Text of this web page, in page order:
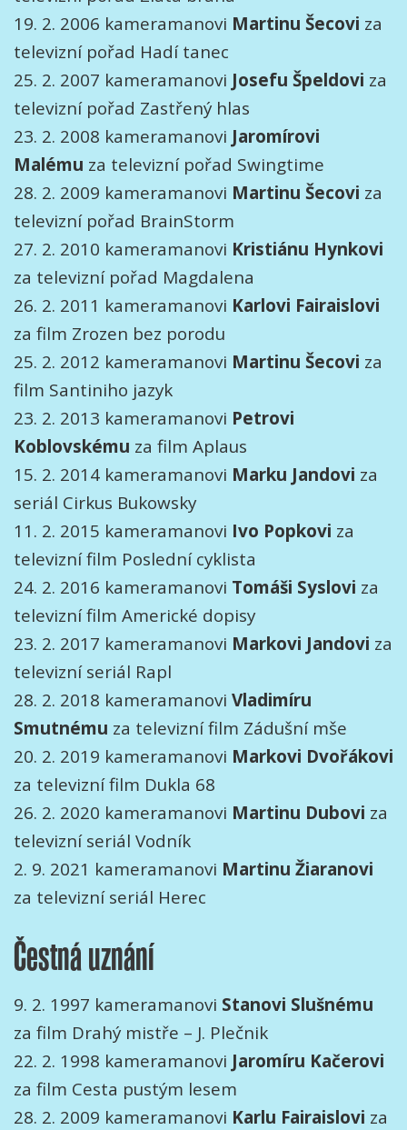
19. 2. 2006 kameramanovi Martinu Šecovi za
televizní pořad Hadí tanec
25. 2. 2007 kameramanovi Josefu Špeldovi za
televizní pořad Zastřený hlas
23. 2. 2008 kameramanovi Jaromírovi
Malému za televizní pořad Swingtime
28. 2. 2009 kameramanovi Martinu Šecovi za
televizní pořad BrainStorm
27. 2. 2010 kameramanovi Kristiánu Hynkovi
za televizní pořad Magdalena
26. 2. 2011 kameramanovi Karlovi Fairaislovi
za film Zrozen bez porodu
25. 2. 2012 kameramanovi Martinu Šecovi za
film Santiniho jazyk
23. 2. 2013 kameramanovi Petrovi
Koblovskému za film Aplaus
15. 2. 2014 kameramanovi Marku Jandovi za
seriál Cirkus Bukowsky
11. 2. 2015 kameramanovi Ivo Popkovi za
televizní film Poslední cyklista
24. 2. 2016 kameramanovi Tomáši Syslovi za
televizní film Americké dopisy
23. 2. 2017 kameramanovi Markovi Jandovi za
televizní seriál Rapl
28. 2. 2018 kameramanovi Vladimíru
Smutnému za televizní film Zádušní mše
20. 2. 2019 kameramanovi Markovi Dvořákovi
za televizní film Dukla 68
26. 2. 2020 kameramanovi Martinu Dubovi za
televizní seriál Vodník
2. 9. 2021 kameramanovi Martinu Žiaranovi
za televizní seriál Herec
Čestná uznání
9. 2. 1997 kameramanovi Stanovi Slušnému
za film Drahý mistře – J. Plečnik
22. 2. 1998 kameramanovi Jaromíru Kačerovi
za film Cesta pustým lesem
28. 2. 2009 kameramanovi Karlu Fairaislovi za